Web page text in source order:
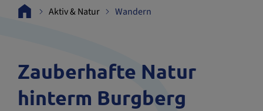
Wandern
Aktiv & Natur
Zauberhafte Natur
hinterm Burgberg